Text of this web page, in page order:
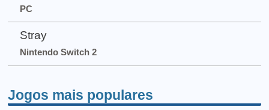
PC
Stray
Nintendo Switch 2
Jogos mais populares